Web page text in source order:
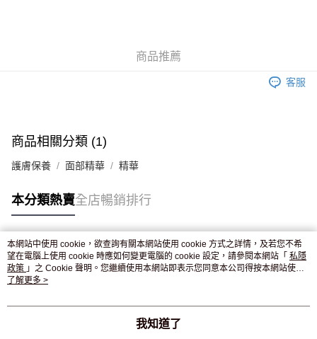
付款後門市自取，訂單確認後2-4個工作天到店，7天內取。逾期後
商品推薦
客服
商品相關分類 (1)
護膚保養 面部精華 精華
本分類熱賣全店暢銷排行
熱門標籤
熱銷排行
本網站中使用 cookie，欲查詢有關本網站使用 cookie 方式之詳情，及若您不希
望在電腦上使用 cookie 時應如何變更電腦的 cookie 設定，請參閱本網站「 私隱
政策 」之 Cookie 聲明。您繼續使用本網站即表示您同意本公司得按本網站使用
條款之 Cookie 聲明使用 cookie。
了解更多 >
我知道了